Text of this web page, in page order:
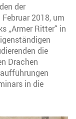
der
2018, um
„Armer Ritter“ in
die
Drachen
in die